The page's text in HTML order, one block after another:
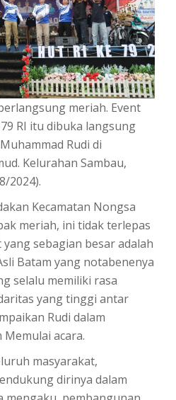
meriah. Event
RI itu dibuka langsung
Rudi di
Kelurahan Sambau,
2024).
Kecamatan Nongsa
meriah, ini tidak terlepas
sebagian besar adalah
Batam yang notabenenya
selalu memiliki rasa
yang tinggi antar
Rudi dalam
acara.
masyarakat,
dirinya dalam